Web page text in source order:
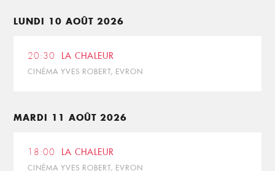
LUNDI 10 AOÛT 2026
20:30 LA CHALEUR
CINÉMA YVES ROBERT, EVRON
MARDI 11 AOÛT 2026
18:00 LA CHALEUR
CINÉMA YVES ROBERT, EVRON